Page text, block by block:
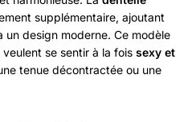
supplémentaire, ajoutant
un design moderne. Ce modèle
veulent se sentir à la fois sexy et
tenue décontractée ou une